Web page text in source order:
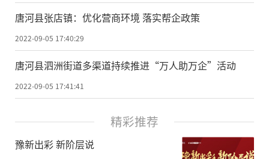
唐河县张店镇：优化营商环境 落实帮企政策
2022-09-05 17:40:29
唐河县泗洲街道多渠道持续推进“万人助万企”活动
2022-09-05 17:41:41
精彩推荐
豫新出彩 新阶层说